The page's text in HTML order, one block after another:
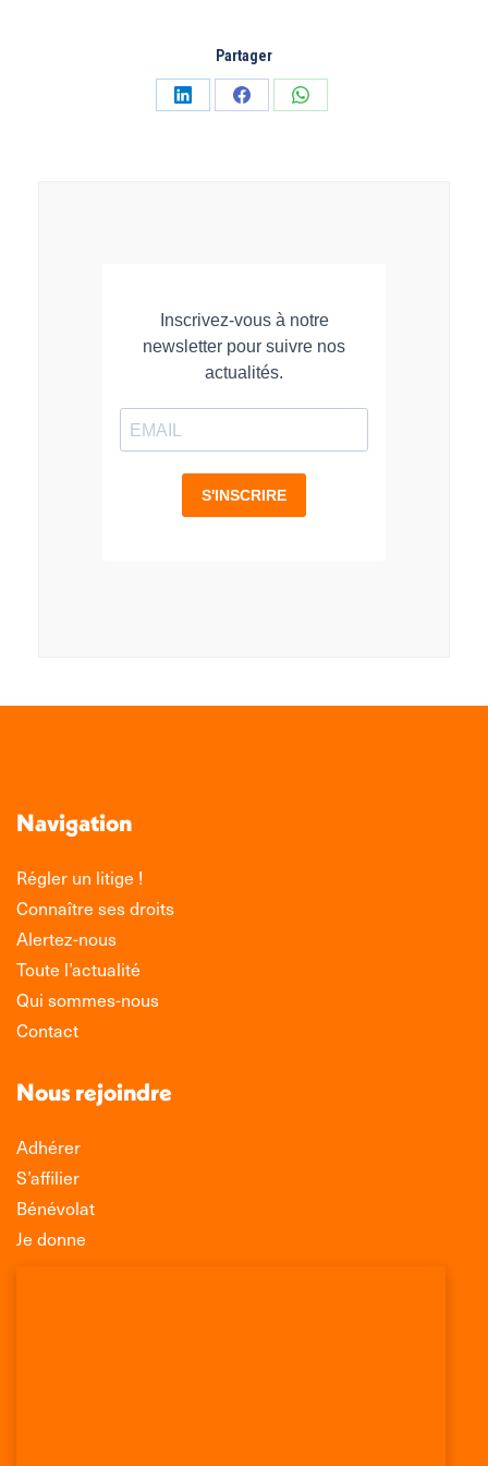
Partager
PartagerPartagerPartager
Navigation
Régler un litige !
Connaître ses droits
Alertez-nous
Toute l’actualité
Qui sommes-nous
Contact
Nous rejoindre
Adhérer
S’affilier
Bénévolat
Je donne